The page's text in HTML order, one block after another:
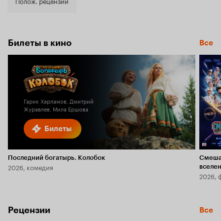
Билеты в кино Все
Билеты
Гарик Харламов, Дмитрий
Журавлев, Мила Ершова
Последний богатырь. Колобок
2026, комедия
2026,
Рецензии Все